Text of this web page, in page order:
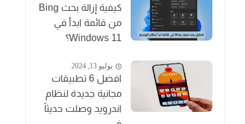
كيفية إزالة بحث Bing
من قائمة ابدأ في
Windows 11؟
يوليو 13, 2024
افضل 6 تطبيقات
مجانية جديدة لنظام
اندرويد وصلت حديثاً